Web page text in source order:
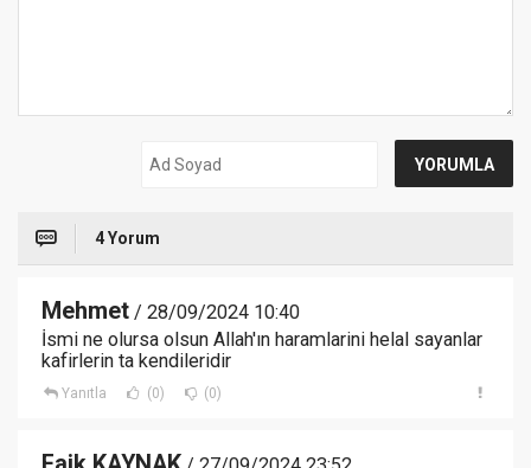
4 Yorum
Mehmet / 28/09/2024 10:40
İsmi ne olursa olsun Allah'ın haramlarini helal sayanlar
kafirlerin ta kendileridir
Yanıtla (0) (0)